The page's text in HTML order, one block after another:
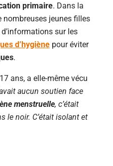
primaire. Dans la
nombreuses jeunes filles
sur les
d’hygiène pour éviter
.
ans, a elle-même vécu
aucun soutien face
menstruelle, c’était
le noir. C’était isolant et